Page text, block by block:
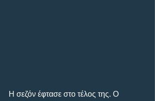
Η σεζόν έφτασε στο τέλος της. Ο